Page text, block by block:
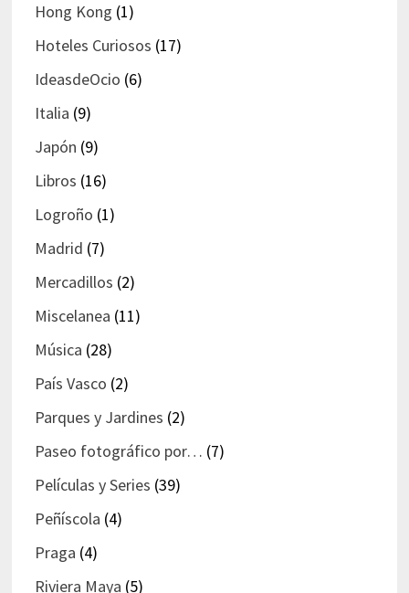
Hong Kong (1)
Hoteles Curiosos (17)
IdeasdeOcio (6)
Italia (9)
Japón (9)
Libros (16)
Logroño (1)
Madrid (7)
Mercadillos (2)
Miscelanea (11)
Música (28)
País Vasco (2)
Parques y Jardines (2)
Paseo fotográfico por… (7)
Películas y Series (39)
Peñíscola (4)
Praga (4)
Riviera Maya (5)